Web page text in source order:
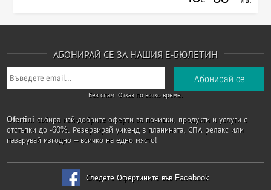
АБОНИРАЙ СЕ ЗА НАШИЯ Е-БЮЛЕТИН
Без спам. Отказ по всяко време.
Ofertini събира най-добрите оферти за почивки, продукти и услуги с
отстъпки до -60%. Резервирай уикенд в планината, СПА релакс или
пазарувай изгодно – всичко на едно място!
Следете Офертините във Facebook